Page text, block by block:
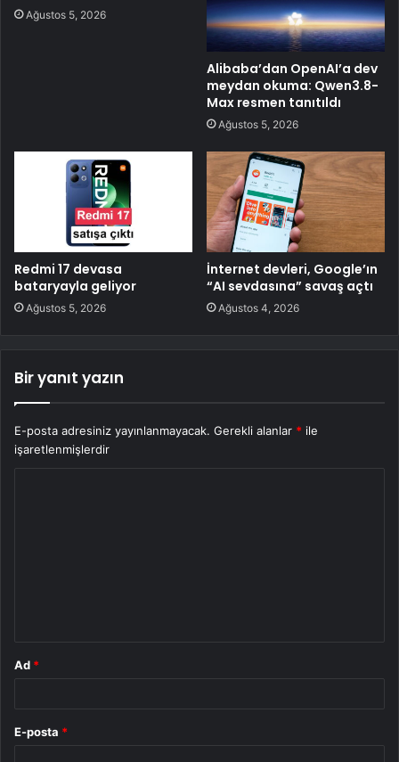
Ağustos 5, 2026
Alibaba’dan OpenAI’a dev
meydan okuma: Qwen3.8-
Max resmen tanıtıldı
Ağustos 5, 2026
Redmi 17 devasa
bataryayla geliyor
Ağustos 5, 2026
İnternet devleri, Google’ın
“AI sevdasına” savaş açtı
Ağustos 4, 2026
Bir yanıt yazın
E-posta adresiniz yayınlanmayacak. Gerekli alanlar * ile
işaretlenmişlerdir
Ad *
E-posta *